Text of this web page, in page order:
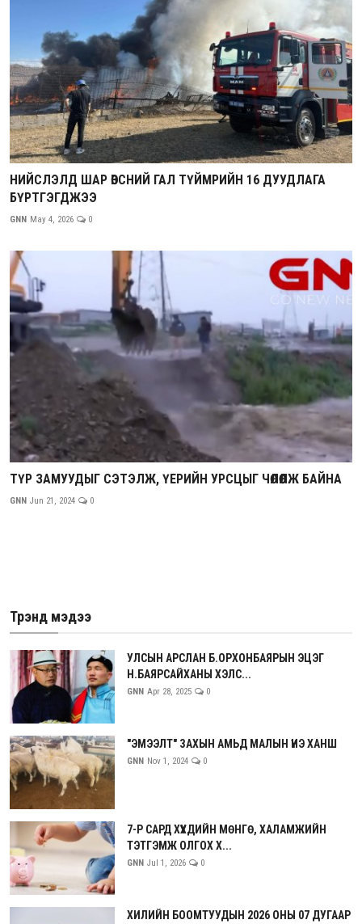
НИЙСЛЭЛД ШАР ӨВСНИЙ ГАЛ ТҮЙМРИЙН 16 ДУУДЛАГА
БҮРТГЭГДЖЭЭ
GNN May 4, 2026 0
ТҮР ЗАМУУДЫГ СЭТЭЛЖ, ҮЕРИЙН УРСЦЫГ ЧӨЛӨӨЛЖ БАЙНА
GNN Jun 21, 2024 0
Трэнд мэдээ
УЛСЫН АРСЛАН Б.ОРХОНБАЯРЫН ЭЦЭГ
Н.БАЯРСАЙХАНЫ ХЭЛС...
GNN Apr 28, 2025 0
"ЭМЭЭЛТ" ЗАХЫН АМЬД МАЛЫН ҮНЭ ХАНШ
GNN Nov 1, 2024 0
7-Р САРД ХҮҮХДИЙН МӨНГӨ, ХАЛАМЖИЙН
ТЭТГЭМЖ ОЛГОХ Х...
GNN Jul 1, 2026 0
ХИЛИЙН БООМТУУДЫН 2026 ОНЫ 07 ДУГААР